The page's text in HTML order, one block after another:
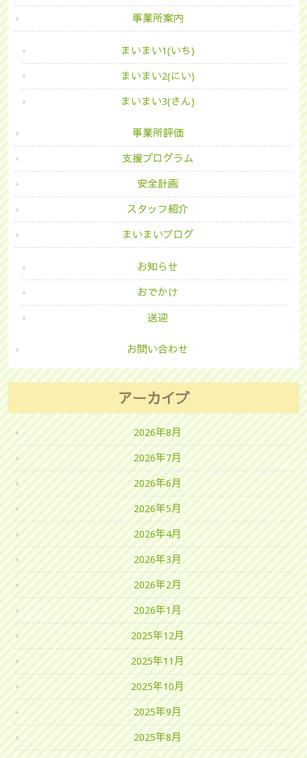
事業所案内
まいまい1(いち)
まいまい2(にい)
まいまい3(さん)
事業所評価
支援プログラム
安全計画
スタッフ紹介
まいまいブログ
お知らせ
おでかけ
送迎
お問い合わせ
アーカイブ
2026年8月
2026年7月
2026年6月
2026年5月
2026年4月
2026年3月
2026年2月
2026年1月
2025年12月
2025年11月
2025年10月
2025年9月
2025年8月